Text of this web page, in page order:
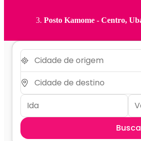
Posto Kamome - Centro,